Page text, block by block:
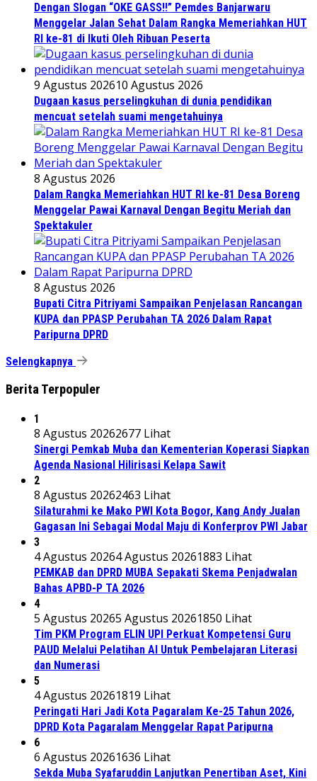
Dengan Slogan “OKE GASS!!” Pemdes Banjarwaru
Menggelar Jalan Sehat Dalam Rangka Memeriahkan HUT
RI ke-81 di Ikuti Oleh Ribuan Peserta
9 Agustus 202610 Agustus 2026
Dugaan kasus perselingkuhan di dunia pendidikan
mencuat setelah suami mengetahuinya
8 Agustus 2026
Dalam Rangka Memeriahkan HUT RI ke-81 Desa Boreng
Menggelar Pawai Karnaval Dengan Begitu Meriah dan
Spektakuler
8 Agustus 2026
Bupati Citra Pitriyami Sampaikan Penjelasan Rancangan
KUPA dan PPASP Perubahan TA 2026 Dalam Rapat
Paripurna DPRD
Selengkapnya
Berita Terpopuler
1
8 Agustus 20262677 Lihat
Sinergi Pemkab Muba dan Kementerian Koperasi Siapkan
Agenda Nasional Hilirisasi Kelapa Sawit
2
8 Agustus 20262463 Lihat
Silaturahmi ke Mako PWI Kota Bogor, Kang Andy Jualan
Gagasan Ini Sebagai Modal Maju di Konferprov PWI Jabar
3
4 Agustus 20264 Agustus 20261883 Lihat
PEMKAB dan DPRD MUBA Sepakati Skema Penjadwalan
Bahas APBD-P TA 2026
4
5 Agustus 20265 Agustus 20261850 Lihat
Tim PKM Program ELIN UPI Perkuat Kompetensi Guru
PAUD Melalui Pelatihan AI Untuk Pembelajaran Literasi
dan Numerasi
5
4 Agustus 20261819 Lihat
Peringati Hari Jadi Kota Pagaralam Ke-25 Tahun 2026,
DPRD Kota Pagaralam Menggelar Rapat Paripurna
6
6 Agustus 20261636 Lihat
Sekda Muba Syafaruddin Lanjutkan Penertiban Aset, Kini